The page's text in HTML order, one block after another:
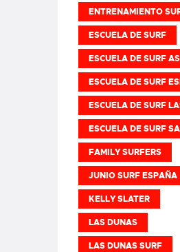
ENTRENAMIENTO
ESCUELA DE SURF
ESCUELA DE SURF
ESCUELA DE SURF
ESCUELA DE SURF
ESCUELA DE SURF
FAMILY SURFERS
JUNIO SURF ESPAÑA
KELLY SLATER
LAS DUNAS
LAS DUNAS SURF